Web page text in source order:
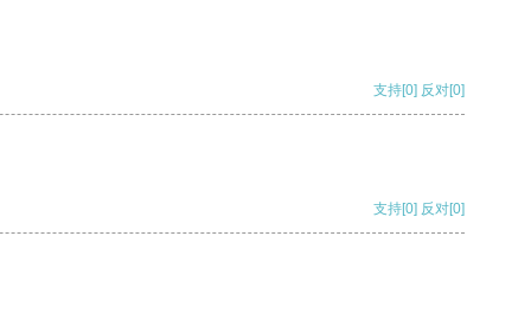
支持[0] 反对[0]
支持[0] 反对[0]